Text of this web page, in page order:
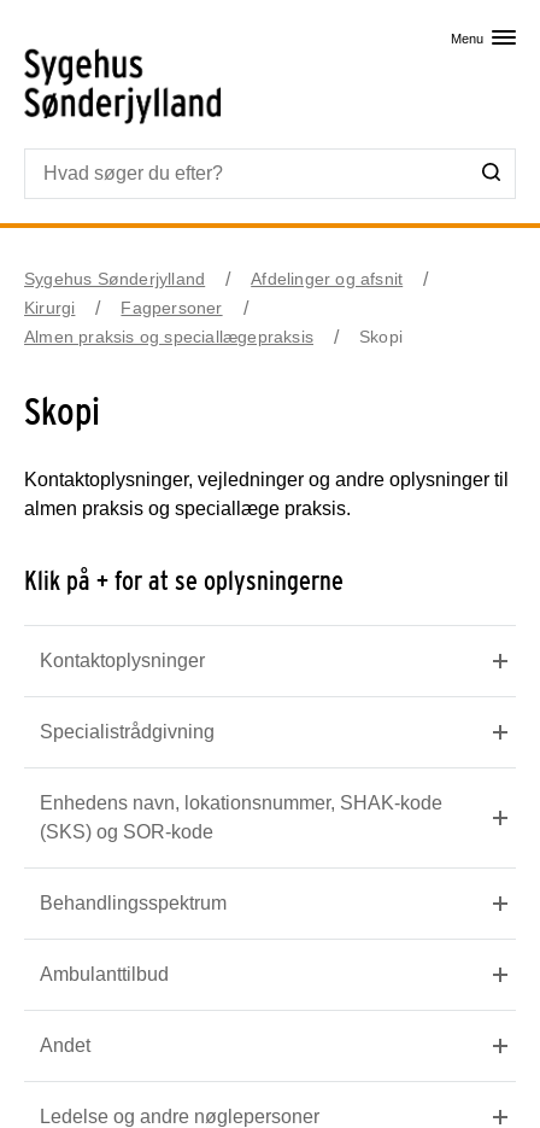
Menu
Sygehus Sønderjylland
Afdelinger og afsnit
Kirurgi
Fagpersoner
Almen praksis og speciallægepraksis
Skopi
Skopi
Kontaktoplysninger, vejledninger og andre oplysninger til
almen praksis og speciallæge praksis.
Klik på + for at se oplysningerne
Kontaktoplysninger
Specialistrådgivning
Enhedens navn, lokationsnummer, SHAK-kode
(SKS) og SOR-kode
Behandlingsspektrum
Ambulanttilbud
Andet
Ledelse og andre nøglepersoner